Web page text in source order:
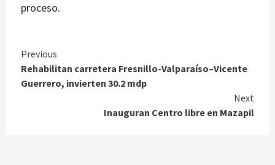
proceso.
Continue
Reading
Previous
Rehabilitan carretera Fresnillo-Valparaíso–Vicente
Guerrero, invierten 30.2 mdp
Next
Inauguran Centro libre en Mazapil